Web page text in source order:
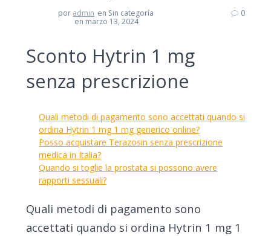
por admin en Sin categoría
en marzo 13, 2024
0
Sconto Hytrin 1 mg
senza prescrizione
Quali metodi di pagamento sono accettati quando si
ordina Hytrin 1 mg 1 mg generico online?
Posso acquistare Terazosin senza prescrizione
medica in Italia?
Quando si toglie la prostata si possono avere
rapporti sessuali?
Quali metodi di pagamento sono
accettati quando si ordina Hytrin 1 mg 1